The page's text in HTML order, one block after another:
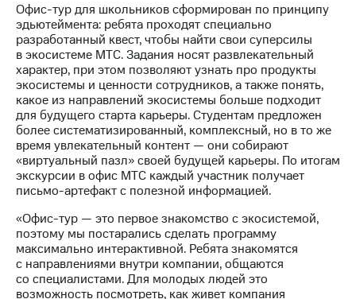
Корпоративный
секретарь
Раскрытие
информации
Информация
акционерам
Документы
ПАО
"МТС"
Собрания
акционеров
Личный
кабинет
акционера
Акционерный
капитал
Контроль
и
аудит
Офис-тур для школьников сформирован по принципу
эдьютеймента: ребята проходят специально
разработанный квест, чтобы найти свои суперсилы
в экосистеме МТС. Задания носят развлекательный
характер, при этом позволяют узнать про продукты
экосистемы и ценности сотрудников, а также понять,
какое из направлений экосистемы больше подходит
для будущего старта карьеры. Студентам предложен
более систематизированный, комплексный, но в то же
время увлекательный контент — они собирают
«виртуальный пазл» своей будущей карьеры. По итогам
экскурсии в офис МТС каждый участник получает
письмо-артефакт с полезной информацией.
«Офис-тур — это первое знакомство с экосистемой,
поэтому мы постарались сделать программу
максимально интерактивной. Ребята знакомятся
с направлениями внутри компании, общаются
со специалистами. Для молодых людей это
возможность посмотреть, как живет компания